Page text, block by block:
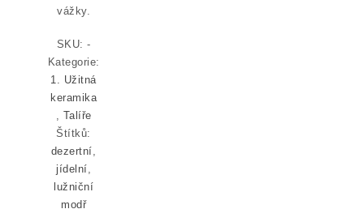
vážky.
SKU:-
Kategorie:
1. Užitná
keramika
, Talíře
Štítků:
dezertní,
jídelní,
lužniční
modř